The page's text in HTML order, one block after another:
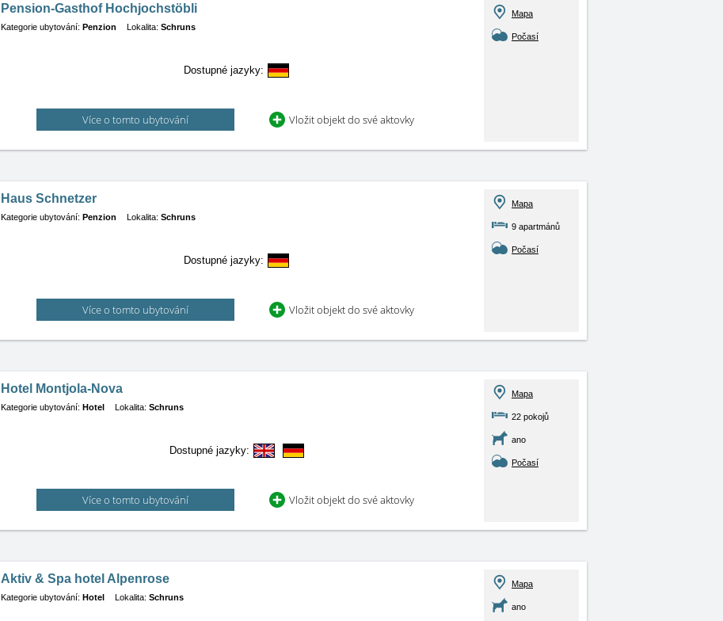
Pension-Gasthof Hochjochstöbli
Kategorie ubytování: Penzion Lokalita: Schruns
Dostupné jazyky:
Více o tomto ubytování Vložit objekt do své aktovky
Mapa
Počasí
Haus Schnetzer
Kategorie ubytování: Penzion Lokalita: Schruns
Dostupné jazyky:
Více o tomto ubytování Vložit objekt do své aktovky
Mapa
9 apartmánů
Počasí
Hotel Montjola-Nova
Kategorie ubytování: Hotel Lokalita: Schruns
Dostupné jazyky:
Více o tomto ubytování Vložit objekt do své aktovky
Mapa
22 pokojů
ano
Počasí
Aktiv & Spa hotel Alpenrose
Kategorie ubytování: Hotel Lokalita: Schruns
Mapa
ano